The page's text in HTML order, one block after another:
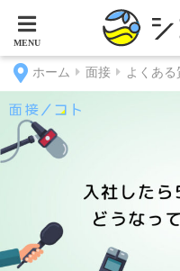
ホーム 面接 よくある